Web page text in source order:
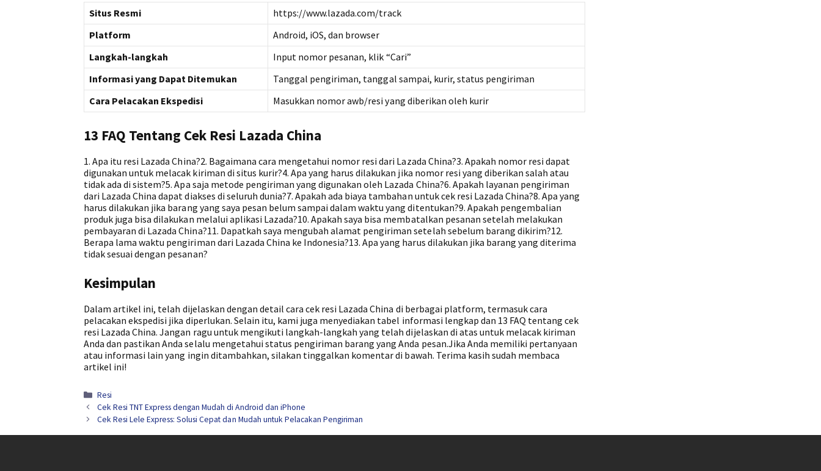
Situs Resmi
https://www.lazada.com/track
Platform
Android, iOS, dan browser
Langkah-langkah
Input nomor pesanan, klik “Cari”
Informasi yang Dapat Ditemukan
Tanggal pengiriman, tanggal sampai, kurir, status pengiriman
Cara Pelacakan Ekspedisi
Masukkan nomor awb/resi yang diberikan oleh kurir
13 FAQ Tentang Cek Resi Lazada China
1. Apa itu resi Lazada China?2. Bagaimana cara mengetahui nomor resi dari Lazada China?3. Apakah nomor resi dapat
digunakan untuk melacak kiriman di situs kurir?4. Apa yang harus dilakukan jika nomor resi yang diberikan salah atau
tidak ada di sistem?5. Apa saja metode pengiriman yang digunakan oleh Lazada China?6. Apakah layanan pengiriman
dari Lazada China dapat diakses di seluruh dunia?7. Apakah ada biaya tambahan untuk cek resi Lazada China?8. Apa yang
harus dilakukan jika barang yang saya pesan belum sampai dalam waktu yang ditentukan?9. Apakah pengembalian
produk juga bisa dilakukan melalui aplikasi Lazada?10. Apakah saya bisa membatalkan pesanan setelah melakukan
pembayaran di Lazada China?11. Dapatkah saya mengubah alamat pengiriman setelah sebelum barang dikirim?12.
Berapa lama waktu pengiriman dari Lazada China ke Indonesia?13. Apa yang harus dilakukan jika barang yang diterima
tidak sesuai dengan pesanan?
Kesimpulan
Dalam artikel ini, telah dijelaskan dengan detail cara cek resi Lazada China di berbagai platform, termasuk cara
pelacakan ekspedisi jika diperlukan. Selain itu, kami juga menyediakan tabel informasi lengkap dan 13 FAQ tentang cek
resi Lazada China. Jangan ragu untuk mengikuti langkah-langkah yang telah dijelaskan di atas untuk melacak kiriman
Anda dan pastikan Anda selalu mengetahui status pengiriman barang yang Anda pesan.Jika Anda memiliki pertanyaan
atau informasi lain yang ingin ditambahkan, silakan tinggalkan komentar di bawah. Terima kasih sudah membaca
artikel ini!
Kategori
Resi
Cek Resi TNT Express dengan Mudah di Android dan iPhone
Cek Resi Lele Express: Solusi Cepat dan Mudah untuk Pelacakan Pengiriman